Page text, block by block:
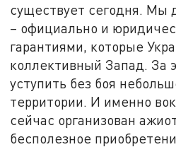
существует сегодня. Мы
– официально и
гарантиями, которые
коллективный Запад. За
уступить без боя
территории. И именно
сейчас организован
бесполезное